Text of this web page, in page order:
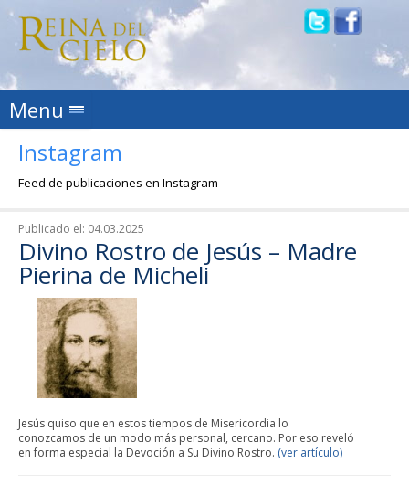
Menu Skip to content
Instagram
Feed de publicaciones en Instagram
Publicado el: 04.03.2025
Divino Rostro de Jesús – Madre
Pierina de Micheli
Jesús quiso que en estos tiempos de Misericordia lo
conozcamos de un modo más personal, cercano. Por eso reveló
en forma especial la Devoción a Su Divino Rostro. (ver artículo)